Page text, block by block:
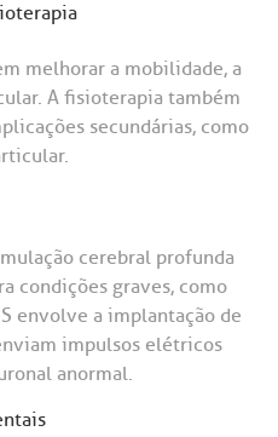
melhorar a mobilidade, a
A fisioterapia também
secundárias, como
cerebral profunda
condições graves, como
envolve a implantação de
impulsos elétricos
anormal.